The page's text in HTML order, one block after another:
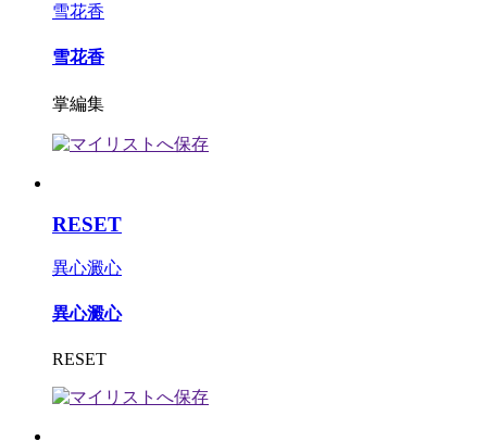
雪花香
雪花香
掌編集
RESET
異心澱心
異心澱心
RESET